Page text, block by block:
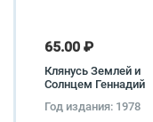
65.00 ₽
Клянусь Землей и
Солнцем Геннадий
Год издания: 1978